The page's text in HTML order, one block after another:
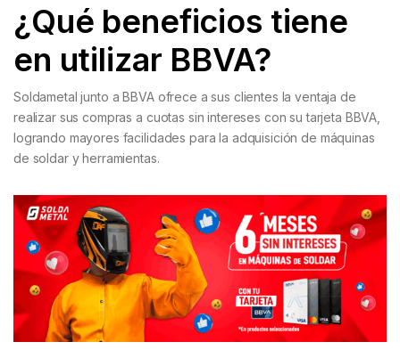
¿Qué beneficios tiene
en utilizar BBVA?
Soldametal junto a BBVA ofrece a sus clientes la ventaja de
realizar sus compras a cuotas sin intereses con su tarjeta BBVA,
logrando mayores facilidades para la adquisición de máquinas
de soldar y herramientas.